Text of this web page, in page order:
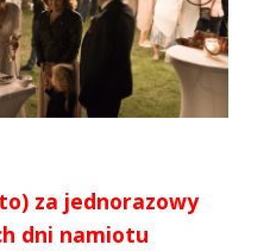
za jednorazowy
dni namiotu